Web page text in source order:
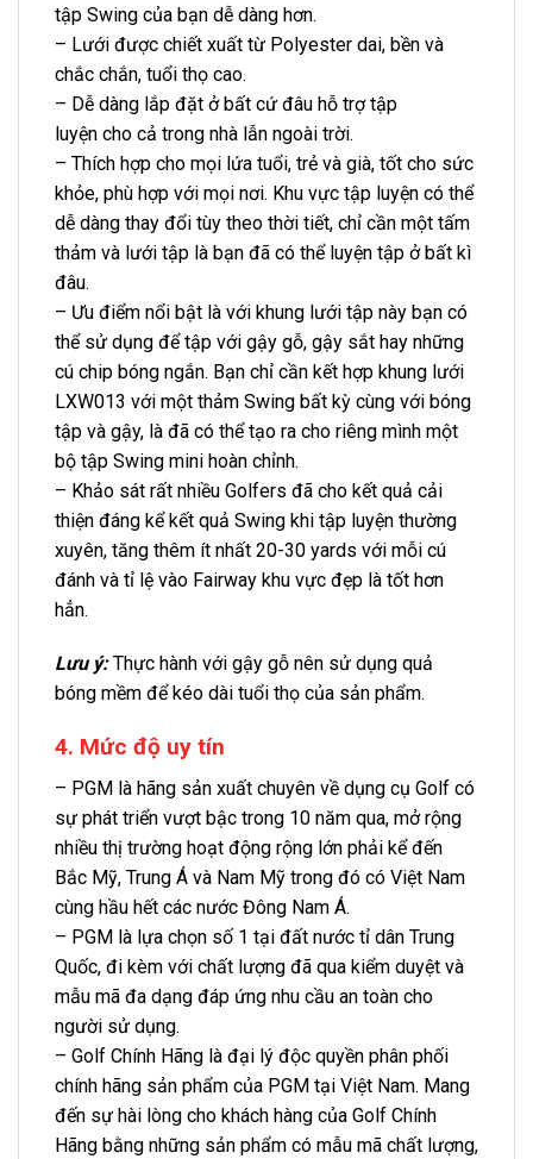
tập Swing của bạn dễ dàng hơn.
– Lưới được chiết xuất từ Polyester dai, bền và
chắc chắn, tuổi thọ cao.
– Dễ dàng lắp đặt ở bất cứ đâu hỗ trợ tập
luyện cho cả trong nhà lẫn ngoài trời.
– Thích hợp cho mọi lứa tuổi, trẻ và già, tốt cho sức
khỏe, phù hợp với mọi nơi. Khu vực tập luyện có thể
dễ dàng thay đổi tùy theo thời tiết, chỉ cần một tấm
thảm và lưới tập là bạn đã có thể luyện tập ở bất kì
đâu.
– Ưu điểm nổi bật là với khung lưới tập này bạn có
thể sử dụng để tập với gậy gỗ, gậy sắt hay những
cú chip bóng ngắn. Bạn chỉ cần kết hợp khung lưới
LXW013 với một thảm Swing bất kỳ cùng với bóng
tập và gậy, là đã có thể tạo ra cho riêng mình một
bộ tập Swing mini hoàn chỉnh.
– Khảo sát rất nhiều Golfers đã cho kết quả cải
thiện đáng kể kết quả Swing khi tập luyện thường
xuyên, tăng thêm ít nhất 20-30 yards với mỗi cú
đánh và tỉ lệ vào Fairway khu vực đẹp là tốt hơn
hẳn.
Lưu ý: Thực hành với gậy gỗ nên sử dụng quả
bóng mềm để kéo dài tuổi thọ của sản phẩm.
4. Mức độ uy tín
– PGM là hãng sản xuất chuyên về dụng cụ Golf có
sự phát triển vượt bậc trong 10 năm qua, mở rộng
nhiều thị trường hoạt động rộng lớn phải kể đến
Bắc Mỹ, Trung Á và Nam Mỹ trong đó có Việt Nam
cùng hầu hết các nước Đông Nam Á.
– PGM là lựa chọn số 1 tại đất nước tỉ dân Trung
Quốc, đi kèm với chất lượng đã qua kiểm duyệt và
mẫu mã đa dạng đáp ứng nhu cầu an toàn cho
người sử dụng.
– Golf Chính Hãng là đại lý độc quyền phân phối
chính hãng sản phẩm của PGM tại Việt Nam. Mang
đến sự hài lòng cho khách hàng của Golf Chính
Hãng bằng những sản phẩm có mẫu mã chất lượng,